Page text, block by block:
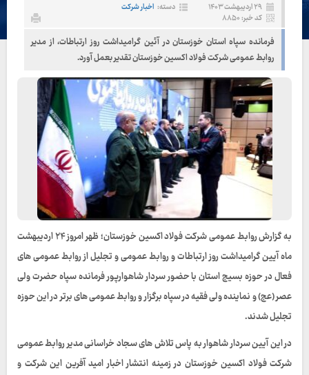
۲۹ اردیبهشت ۱۴۰۳ دسته: اخبار شرکت
کد خبر: ۸۸۵۰
فرمانده سپاه استان خوزستان در آئین گرامیداشت روز ارتباطات، از مدیر
روابط عمومی شرکت فولاد اکسین خوزستان تقدیر بعمل آورد.
به گزارش روابط عمومی شرکت فولاد اکسین خوزستان؛ ظهر امروز ۲۴ اردیبهشت
ماه آیین گرامیداشت روز ارتباطات و روابط عمومی و تجلیل از روابط عمومی های
فعال در حوزه بسیج استان با حضور سردار شاهوارپور فرمانده سپاه حضرت ولی
عصر (عج) و نماینده ولی فقیه در سپاه برگزار و روابط عمومی های برتر در این حوزه
تجلیل شدند.
در این آیین سردار شاهوار به پاس تلاش های سجاد خراسانی مدیر روابط عمومی
شرکت فولاد اکسین خوزستان در زمینه انتشار اخبار امید آفرین این شرکت و